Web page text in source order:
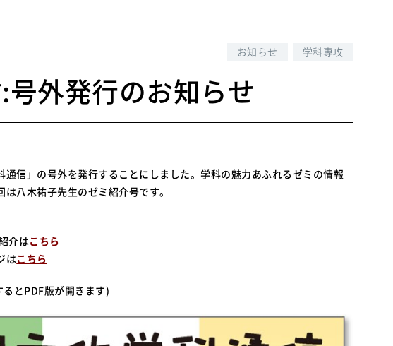
お知らせ 学科専攻
号外発行のお知らせ
通信」の号外を発行することにしました。学科の魅力あふれるゼミの情報
八木祐子先生のゼミ紹介号です。
介はこちら
はこちら
とPDF版が開きます)